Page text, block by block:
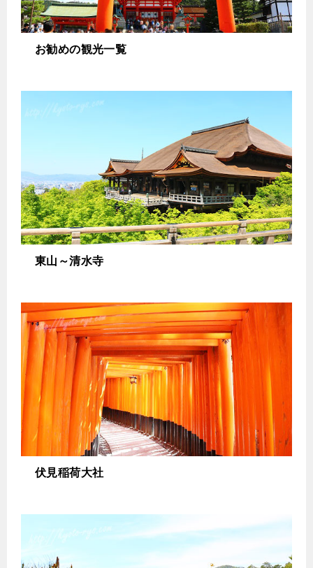
お勧めの観光一覧
東山～清水寺
伏見稲荷大社